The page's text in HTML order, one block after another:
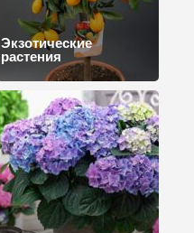
Экзотические
растения